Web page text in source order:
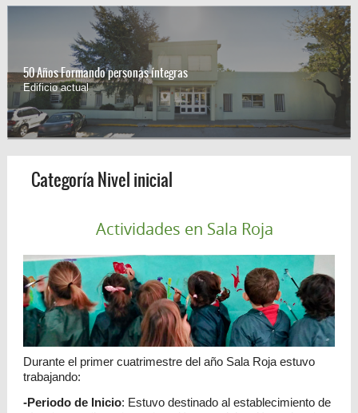
Categoría Nivel inicial
Actividades en Sala Roja
Durante el primer cuatrimestre del año Sala Roja estuvo
trabajando:
-Periodo de Inicio: Estuvo destinado al establecimiento de